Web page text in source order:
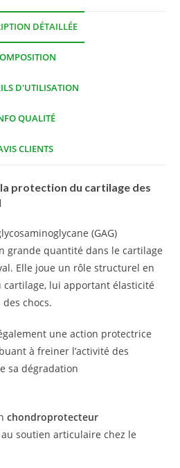
DÉTAILLÉE
D'UTILISATION
QUALITÉ
CLIENTS
protection du cartilage des
(GAG)
grande quantité dans le cartilage
Elle joue un rôle structurel en
cartilage, lui apportant élasticité
chocs.
une action protectrice
à freiner l’activité des
sa dégradation
chondroprotecteur
soutien articulaire chez le